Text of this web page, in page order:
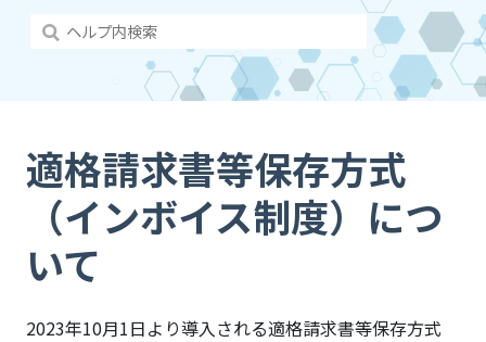
適格請求書等保存方式
（インボイス制度）につ
いて
2023年10月1日より導入される適格請求書等保存方式